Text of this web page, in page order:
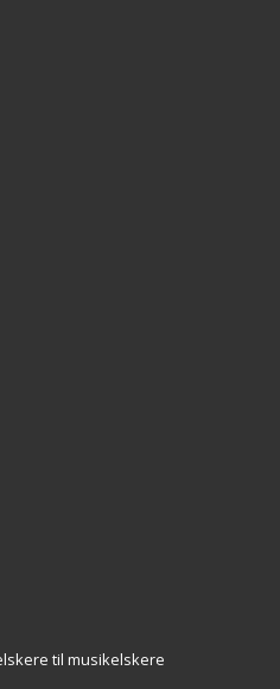
til musikelskere